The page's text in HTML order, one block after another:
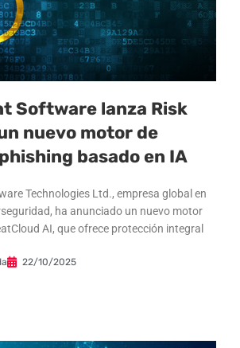
Software lanza Risk
nuevo motor de
basado en IA
Technologies Ltd., empresa global en
ha anunciado un nuevo motor
AI, que ofrece protección integral
22/10/2025